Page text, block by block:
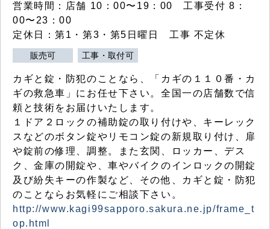
営業時間：店舗 10：00〜19：00 工事受付 8：
00〜23：00
定休日：第1・第3・第5日曜日 工事 不定休
販売可 工事・取付可
カギと錠・防犯のことなら、「カギの１１０番・カ
ギの救急車」にお任せ下さい。全国一の店舗数で信
頼と技術をお届けいたします。
１ドア２ロックの補助錠の取り付けや、キーレック
スなどのボタン錠やリモコン錠の新規取り付け、扉
や錠前の修理、調整。また玄関、ロッカー、デス
ク、金庫の開錠や、車やバイクのインロックの開錠
及び紛失キーの作製など、その他、カギと錠・防犯
のことならお気軽にご相談下さい。
http://www.kagi99sapporo.sakura.ne.jp/frame_t
op.html